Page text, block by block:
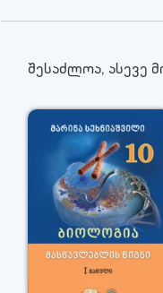
შესაძლოა, ასევე